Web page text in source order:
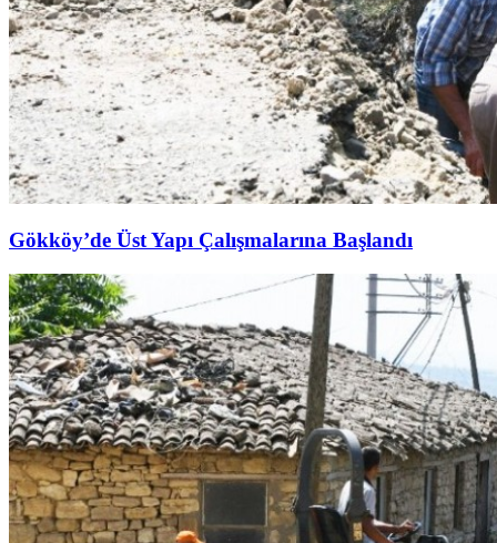
Gökköy’de Üst Yapı Çalışmalarına Başlandı